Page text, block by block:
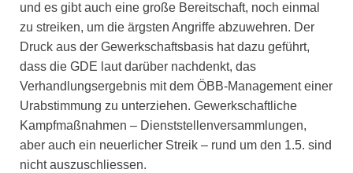
und es gibt auch eine große Bereitschaft, noch einmal
zu streiken, um die ärgsten Angriffe abzuwehren. Der
Druck aus der Gewerkschaftsbasis hat dazu geführt,
dass die GDE laut darüber nachdenkt, das
Verhandlungsergebnis mit dem ÖBB-Management einer
Urabstimmung zu unterziehen. Gewerkschaftliche
Kampfmaßnahmen – Dienststellenversammlungen,
aber auch ein neuerlicher Streik – rund um den 1.5. sind
nicht auszuschliessen.